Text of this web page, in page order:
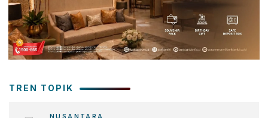
TREN TOPIK
NUSANTARA